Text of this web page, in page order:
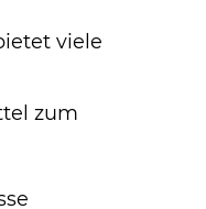
viele
zum